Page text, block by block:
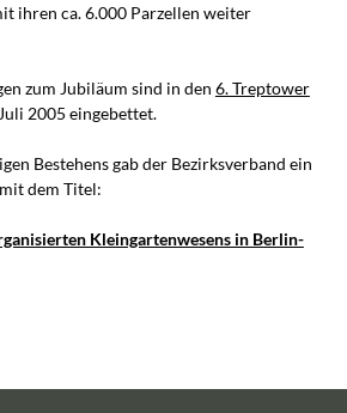
ihren ca. 6.000 Parzellen weiter
zum Jubiläum sind in den 6. Treptower
2005 eingebettet.
Bestehens gab der Bezirksverband ein
dem Titel:
Kleingartenwesens in Berlin-